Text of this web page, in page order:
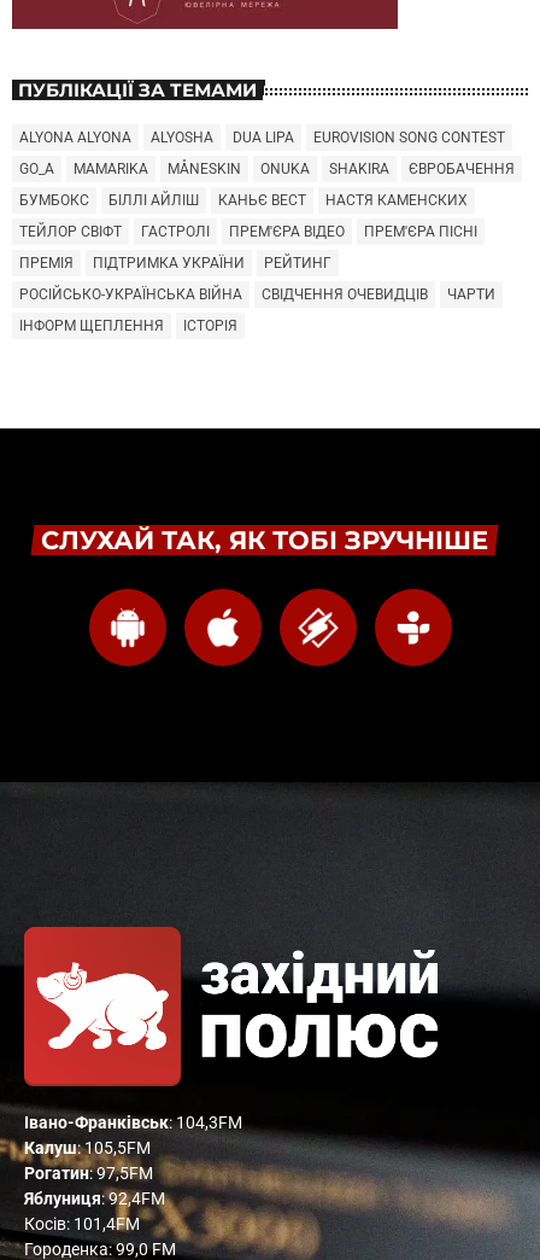
ПУБЛІКАЦІЇ ЗА ТЕМАМИ
ALYONA ALYONA ALYOSHA DUA LIPA
EUROVISION SONG CONTEST
GO_A
MAMARIKA MÅNESKIN ONUKA SHAKIRA
ЄВРОБАЧЕННЯ
БУМБОКС
БІЛЛІ АЙЛІШ КАНЬЄ ВЕСТ
НАСТЯ КАМЕНСКИХ
ТЕЙЛОР СВІФТ
ГАСТРОЛІ ПРЕМ'ЄРА ВІДЕО
ПРЕМ'ЄРА ПІСНІ
ПРЕМІЯ
ПІДТРИМКА УКРАЇНИ
РЕЙТИНГ
РОСІЙСЬКО-УКРАЇНСЬКА ВІЙНА
СВІДЧЕННЯ ОЧЕВИДЦІВ
ЧАРТИ
ІНФОРМ ЩЕПЛЕННЯ
ІСТОРІЯ
СЛУХАЙ ТАК, ЯК ТОБІ ЗРУЧНІШЕ
Івано-Франківськ: 104,3FM
Калуш: 105,5FM
Рогатин: 97,5FM
Яблуниця: 92,4FM
Косів: 101,4FM
Городенка: 99,0 FM